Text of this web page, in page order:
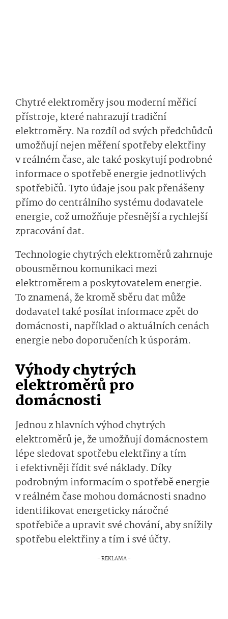
Chytré elektroměry jsou moderní měřicí
přístroje, které nahrazují tradiční
elektroměry. Na rozdíl od svých předchůdců
umožňují nejen měření spotřeby elektřiny
v reálném čase, ale také poskytují podrobné
informace o spotřebě energie jednotlivých
spotřebičů. Tyto údaje jsou pak přenášeny
přímo do centrálního systému dodavatele
energie, což umožňuje přesnější a rychlejší
zpracování dat.
Technologie chytrých elektroměrů zahrnuje
obousměrnou komunikaci mezi
elektroměrem a poskytovatelem energie.
To znamená, že kromě sběru dat může
dodavatel také posílat informace zpět do
domácnosti, například o aktuálních cenách
energie nebo doporučeních k úsporám.
Výhody chytrých
elektroměrů pro
domácnosti
Jednou z hlavních výhod chytrých
elektroměrů je, že umožňují domácnostem
lépe sledovat spotřebu elektřiny a tím
i efektivněji řídit své náklady. Díky
podrobným informacím o spotřebě energie
v reálném čase mohou domácnosti snadno
identifikovat energeticky náročné
spotřebiče a upravit své chování, aby snížily
spotřebu elektřiny a tím i své účty.